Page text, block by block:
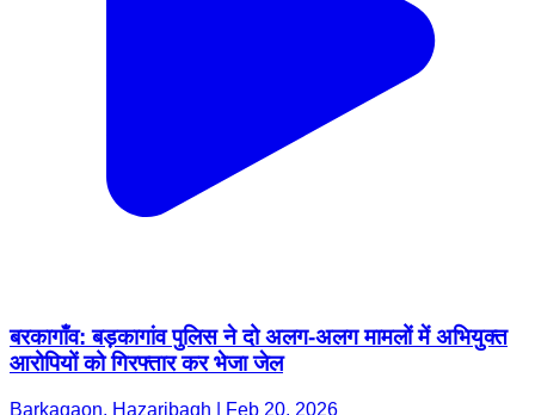
बरकागाँव: बड़कागांव पुलिस ने दो अलग-अलग मामलों में अभियुक्त
आरोपियों को गिरफ्तार कर भेजा जेल
Barkagaon, Hazaribagh | Feb 20, 2026